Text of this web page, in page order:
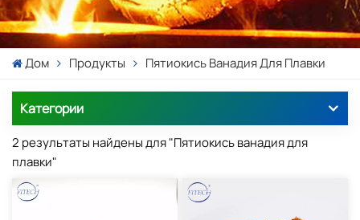
Дом Продукты Пятиокись Ванадия Для Плавки
Категории
2 результаты найдены для "Пятиокись ванадия для
плавки"